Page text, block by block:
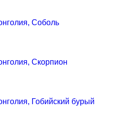
Соболь
Скорпион
Гобийский бурый